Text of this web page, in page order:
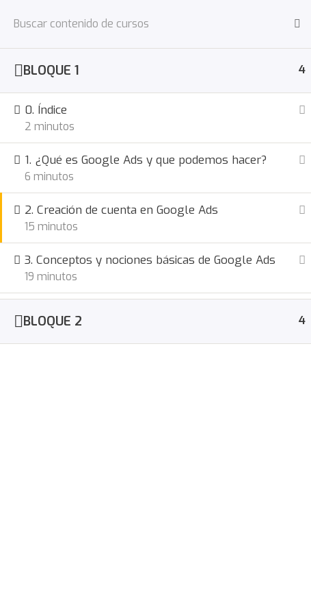
Inicio Cursos
BLOQUE 1 4
0. Índice
2 minutos
1. ¿Qué es Google Ads y que podemos hacer?
6 minutos
2. Creación de cuenta en Google Ads
15 minutos
3. Conceptos y nociones básicas de Google Ads
19 minutos
BLOQUE 2 4